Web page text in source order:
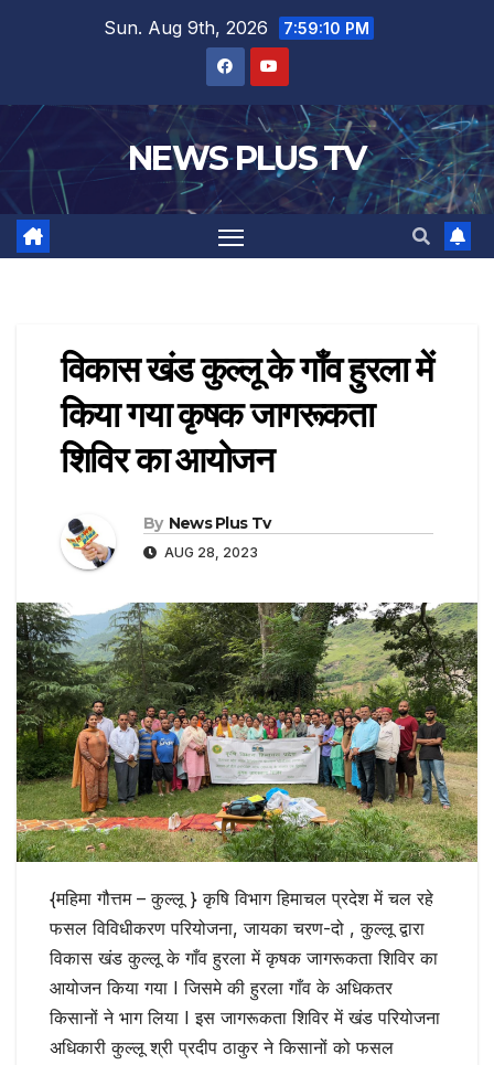
Sun. Aug 9th, 2026 7:59:11 PM
NEWS PLUS TV
विकास खंड कुल्लू के गाँव हुरला में
किया गया कृषक जागरूकता
शिविर का आयोजन
By News Plus Tv
AUG 28, 2023
{महिमा गौत्तम – कुल्लू } कृषि विभाग हिमाचल प्रदेश में चल रहे
फसल विविधीकरण परियोजना, जायका चरण-दो , कुल्लू द्वारा
विकास खंड कुल्लू के गाँव हुरला में कृषक जागरूकता शिविर का
आयोजन किया गया I जिसमे की हुरला गाँव के अधिकतर
किसानों ने भाग लिया I इस जागरूकता शिविर में खंड परियोजना
अधिकारी कुल्लू श्री प्रदीप ठाकुर ने किसानों को फसल